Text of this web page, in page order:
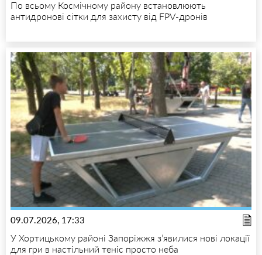
По всьому Космічному району встановлюють
антидронові сітки для захисту від FPV-дронів
09.07.2026, 17:33
У Хортицькому районі Запоріжжя з’явилися нові локації
для гри в настільний теніс просто неба